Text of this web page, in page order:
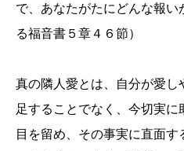
で、あなたがたにどんな報い
る福音書５章４６節）
真の隣人愛とは、自分が愛
足することでなく、今切実
目を留め、その事実に直面